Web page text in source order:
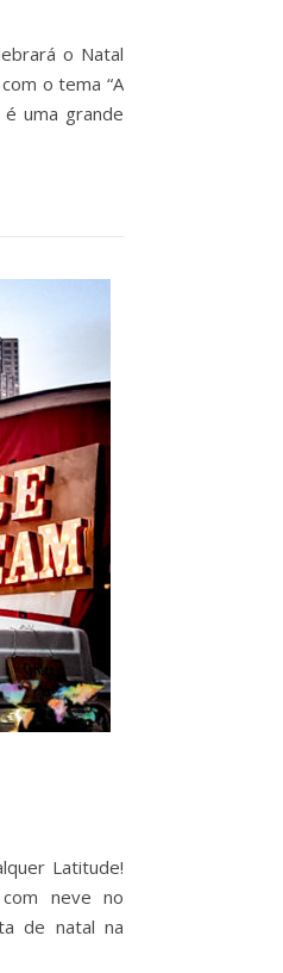
o Natal
o tema “A
uma grande
Latitude!
neve no
de natal na